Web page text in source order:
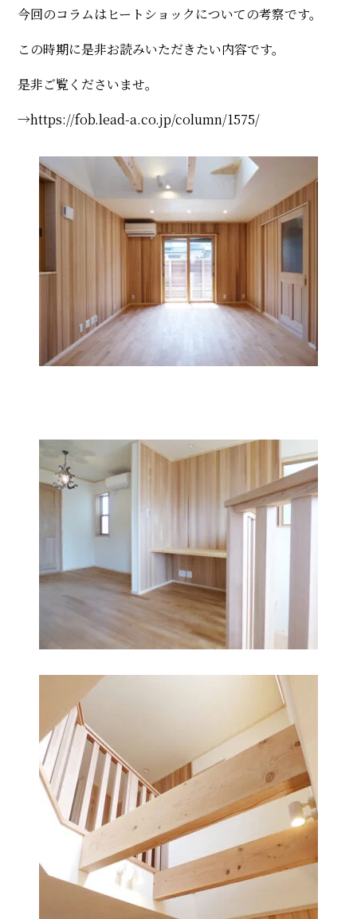
今回のコラムはヒートショックについての考察です。
この時期に是非お読みいただきたい内容です。
是非ご覧くださいませ。
→https://fob.lead-a.co.jp/column/1575/